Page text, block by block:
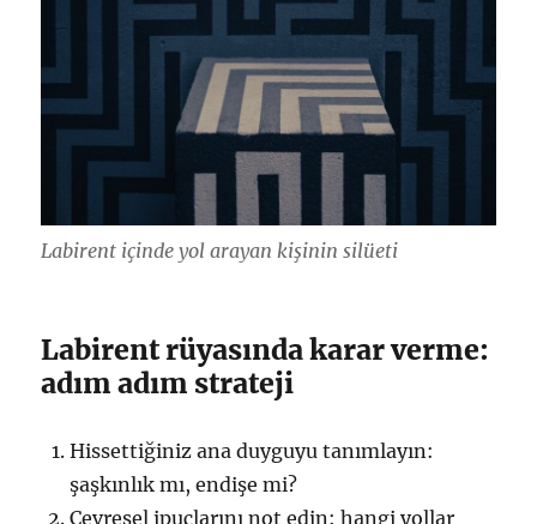
Labirent içinde yol arayan kişinin silüeti
Labirent rüyasında karar verme:
adım adım strateji
Hissettiğiniz ana duyguyu tanımlayın:
şaşkınlık mı, endişe mi?
Çevresel ipuçlarını not edin: hangi yollar